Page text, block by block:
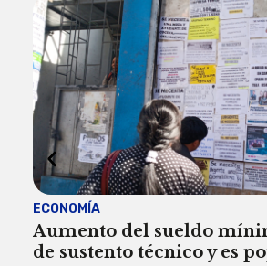
ECONOMÍA
Aumento del sueldo
de sustento técnico y es